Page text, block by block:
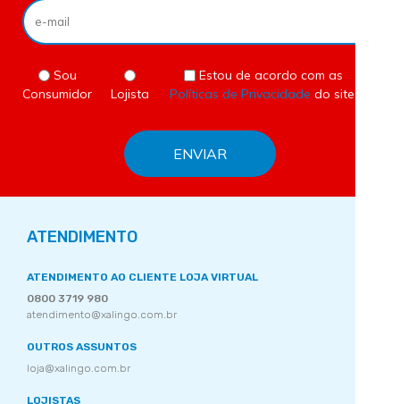
Sou
Consumidor
Lojista
Estou de acordo com as
Políticas de Privacidade do site.
ATENDIMENTO
ATENDIMENTO AO CLIENTE LOJA VIRTUAL
0800 3719 980
atendimento@xalingo.com.br
OUTROS ASSUNTOS
loja@xalingo.com.br
LOJISTAS